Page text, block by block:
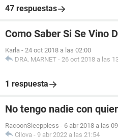
47 respuestas
Como Saber Si Se Vino
Karla - 24 oct 2018 a las 02:00
DRA. MARNET - 26 oct 2018 a las
1 respuesta
No tengo nadie con
RacoonSleeppless - 6 abr 2018 a las
Cilova - 9 abr 2022 a las 21:54